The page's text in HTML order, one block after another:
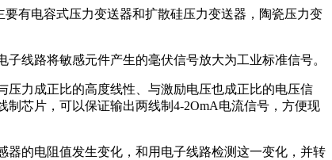
有电容式压力变送器和扩散硅压力变送器，陶瓷压力变
线路将敏感元件产生的毫伏信号放大为工业标准信号。
力成正比的高度线性、与激励电压也成正比的电压信
芯片，可以保证输出两线制4-2OmA电流信号，方便现
的电阻值发生变化，和用电子线路检测这一变化，并转